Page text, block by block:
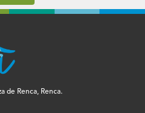
de Renca, Renca.